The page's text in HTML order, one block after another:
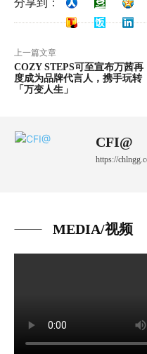
分享到：
上一篇文章
COZY STEPS可至宣布万茜再
度成为品牌代言人，携手玩转
「万变人生」
CFI@
https://
MEDIA/视频